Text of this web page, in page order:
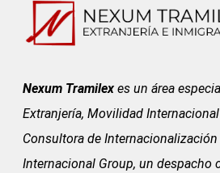
Nexum Tramilex es un área
Extranjería, Movilidad
Consultora de
Internacional Group, un despacho